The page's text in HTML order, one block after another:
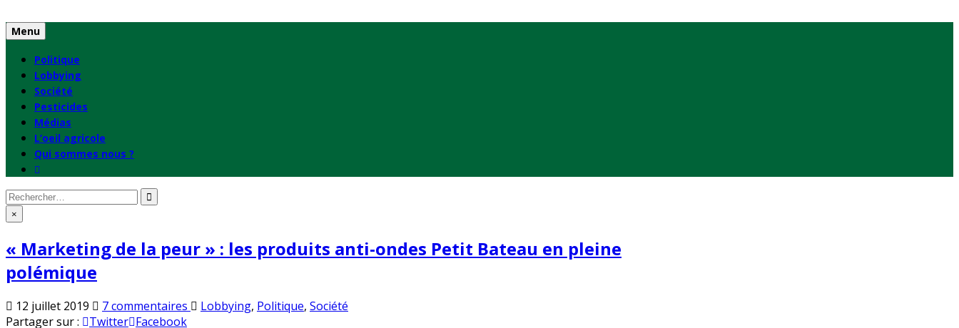
to
content
Menu
Politique
Lobbying
Société
Pesticides
Médias
L’oeil agricole
Qui sommes nous ?
Rechercher
: ×
« Marketing de la peur » : les produits anti-ondes Petit Bateau en pleine
polémique
12 juillet 2019 7 commentaires surPublié
Lobbying, Politique, Société
Partager sur :
Twitter Facebook